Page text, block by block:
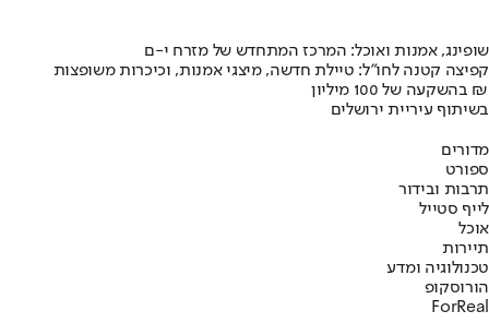
שופינג, אמנות ואוכל: המרכז המתחדש של מזרח י-ם
קפיצה קטנה לחו"ל: טיילת חדשה, מיצגי אמנות, וכיכרות משופצות
בהשקעה של 100 מיליון ₪
בשיתוף עיריית ירושלים
מדורים
ספורט
תרבות ובידור
לייף סטייל
אוכל
תיירות
טכנולוגיה ומדע
הורוסקופ
ForReal